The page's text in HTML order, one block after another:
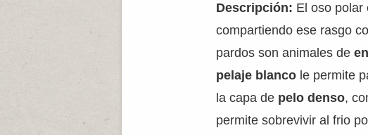
Descripción: El oso
compartiendo ese rasgo
pardos son animales de
pelaje blanco le permite
la capa de pelo denso,
permite sobrevivir al frio